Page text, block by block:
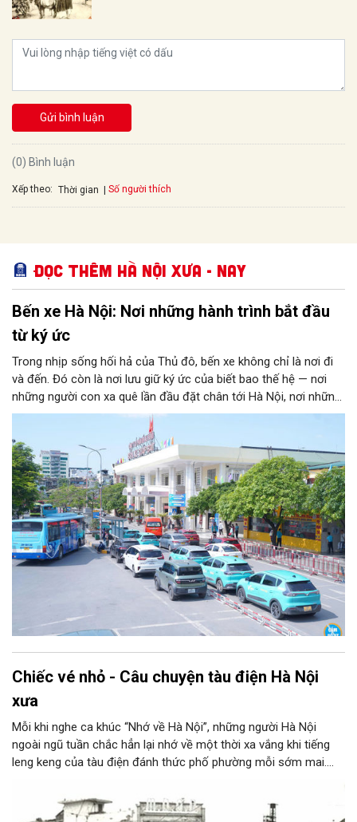
Gửi bình luận
(0) Bình luận
Xếp theo: Thời gian Số người thích
Đọc thêm Hà Nội xưa - nay
Bến xe Hà Nội: Nơi những hành trình bắt đầu
từ ký ức
Trong nhịp sống hối hả của Thủ đô, bến xe không chỉ là nơi đi
và đến. Đó còn là nơi lưu giữ ký ức của biết bao thế hệ — nơi
những người con xa quê lần đầu đặt chân tới Hà Nội, nơi những
chuyến xe chở theo ước mơ, hy vọng và cả những nỗi niềm rất
Chiếc vé nhỏ - Câu chuyện tàu điện Hà Nội
xưa
Mỗi khi nghe ca khúc “Nhớ về Hà Nội”, những người Hà Nội
ngoài ngũ tuần chắc hẳn lại nhớ về một thời xa vắng khi tiếng
leng keng của tàu điện đánh thức phố phường mỗi sớm mai.
chở biết bao thế hệ người Hà Nội. Ít ai nghĩ câu chuyện về
những chuyến tàu ấy lại bắt đầu từ một thứ nhỏ bé: chiếc vé.